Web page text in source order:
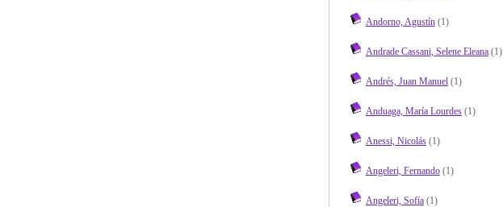
Andorno, Agustín(1)
Andrade Cassani, Selene Eleana(1)
Andrés, Juan Manuel(1)
Anduaga, María Lourdes(1)
Anessi, Nicolás(1)
Angeleri, Fernando(1)
Angeleri, Sofía(1)